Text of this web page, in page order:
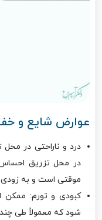
عوارض شایع و
درد و ناراحتی در
در محل تزریق احساس
موقتی است و به
کبودی و تورم: ممکن
شود که معمولاً طی چند